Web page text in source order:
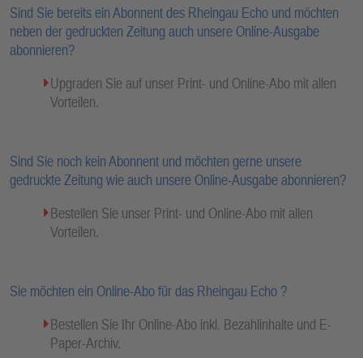
Sind Sie bereits ein Abonnent des Rheingau Echo und möchten
neben der gedruckten Zeitung auch unsere Online-Ausgabe
abonnieren?
Upgraden Sie auf unser Print- und Online-Abo mit allen
Vorteilen.
Sind Sie noch kein Abonnent und möchten gerne unsere
gedruckte Zeitung wie auch unsere Online-Ausgabe abonnieren?
Bestellen Sie unser Print- und Online-Abo mit allen
Vorteilen.
Sie möchten ein Online-Abo für das Rheingau Echo ?
Bestellen Sie Ihr Online-Abo inkl. Bezahlinhalte und E-
Paper-Archiv.